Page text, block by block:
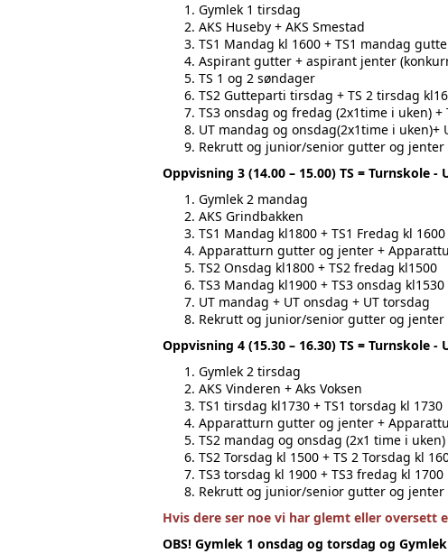
Gymlek 1 tirsdag
AKS Huseby + AKS Smestad
TS1 Mandag kl 1600 + TS1 mandag
Aspirant gutter + aspirant jenter
TS 1 og 2 søndager
TS2 Gutteparti tirsdag + TS 2 tirsdag
TS3 onsdag og fredag (2x1time i uken)
UT mandag og onsdag(2x1time i
Rekrutt og junior/senior gutter og jenter
Oppvisning 3 (14.00 – 15.00) TS = Turnskole
Gymlek 2 mandag
AKS Grindbakken
TS1 Mandag kl1800 + TS1 Fredag kl 1600
Apparatturn gutter og jenter +
TS2 Onsdag kl1800 + TS2 fredag kl1500
TS3 Mandag kl1900 + TS3 onsdag kl1530
UT mandag + UT onsdag + UT torsdag
Rekrutt og junior/senior gutter og jenter
Oppvisning 4 (15.30 – 16.30) TS = Turnskole
Gymlek 2 tirsdag
AKS Vinderen + Aks Voksen
TS1 tirsdag kl1730 + TS1 torsdag kl 1730
Apparatturn gutter og jenter +
TS2 mandag og onsdag (2x1 time i
TS2 Torsdag kl 1500 + TS 2 Torsdag kl
TS3 torsdag kl 1900 + TS3 fredag kl 1700
Rekrutt og junior/senior gutter og jenter
Hvis dere ser noe vi har glemt eller oversett
OBS! Gymlek 1 onsdag og torsdag og